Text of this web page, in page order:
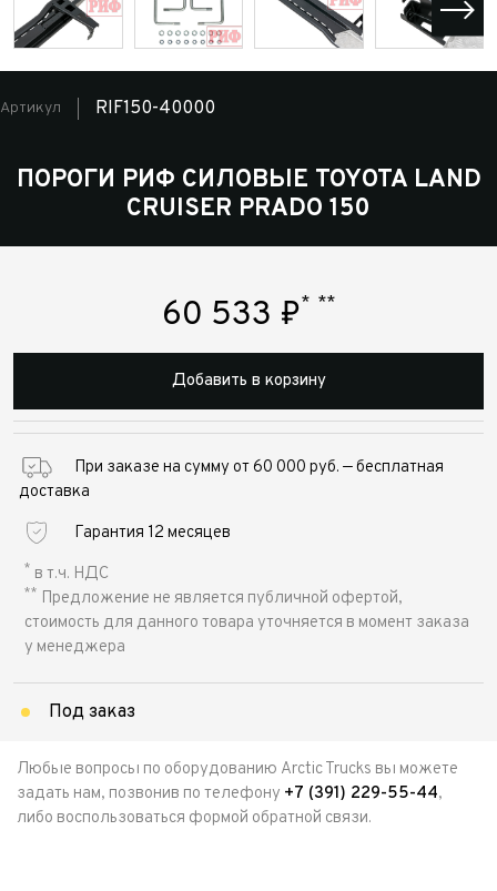
Артикул RIF150-40000
ПОРОГИ РИФ СИЛОВЫЕ TOYOTA LAND
CRUISER PRADO 150
60 533 ₽* **
Добавить в корзину
При заказе на сумму от 60 000 руб. — бесплатная
доставка
Гарантия 12 месяцев
* в т.ч. НДС
** Предложение не является публичной офертой,
стоимость для данного товара уточняется в момент заказа
у менеджера
Под заказ
Любые вопросы по оборудованию Arctic Trucks вы можете
задать нам, позвонив по телефону +7 (391) 229-55-44,
либо воспользоваться формой обратной связи.